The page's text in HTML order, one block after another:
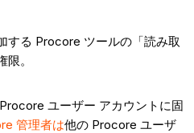
する Procore ツールの「読み取
。
ユーザー アカウントに固
管理者は他の Procore ユーザ